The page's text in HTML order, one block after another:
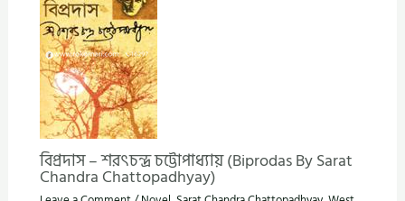
বিপ্রদাস – শরৎচন্দ্র চট্টোপাধ্যায় (Biprodas By Sarat
Chandra Chattopadhyay)